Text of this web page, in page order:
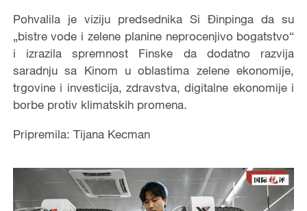
Pohvalila je viziju predsednika Si Đinpinga da su
„bistre vode i zelene planine neprocenjivo bogatstvo“
i izrazila spremnost Finske da dodatno razvija
saradnju sa Kinom u oblastima zelene ekonomije,
trgovine i investicija, zdravstva, digitalne ekonomije i
borbe protiv klimatskih promena.
Pripremila: Tijana Kecman